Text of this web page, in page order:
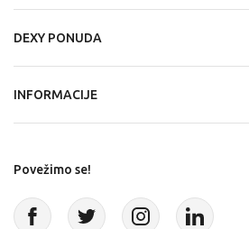
DEXY PONUDA
INFORMACIJE
Povežimo se!